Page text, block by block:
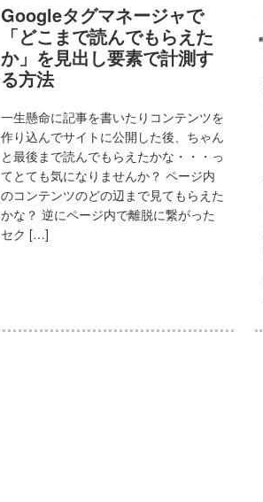
Googleタグマネージャで
「どこまで読んでもらえた
か」を見出し要素で計測す
る方法
一生懸命に記事を書いたりコンテンツを
作り込んでサイトに公開した後、ちゃん
と最後まで読んでもらえたかな・・・っ
てとても気になりませんか？ ページ内
のコンテンツのどの辺まで見てもらえた
かな？ 逆にページ内で離脱に繋がった
セク […]